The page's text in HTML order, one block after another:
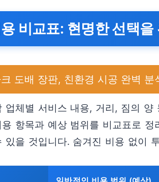
비교표: 현명한 선택을
도배 장판, 친환경 시공 완벽 분
업체별 서비스 내용, 거리, 짐의
항목과 예상 범위를 비교표로
있을 것입니다. 숨겨진 비용 없이